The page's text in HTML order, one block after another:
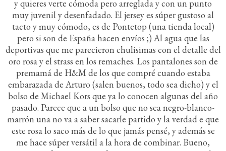
y quieres verte cómoda pero arreglada y con un punto
muy juvenil y desenfadado. El jersey es súper gustoso al
tacto y muy cómodo, es de Pontetop (una tienda local)
pero si son de España hacen envíos ;) Al agua que las
deportivas que me parecieron chulisimas con el detalle del
oro rosa y el strass en los remaches. Los pantalones son de
premamá de H&M de los que compré cuando estaba
embarazada de Arturo (salen buenos, todo sea dicho) y el
bolso de Michael Kors que ya lo conocen algunas del año
pasado. Parece que a un bolso que no sea negro-blanco-
marrón una no va a saber sacarle partido y la verdad e que
este rosa lo saco más de lo que jamás pensé, y además se
me hace súper versátil a la hora de combinar. Bueno,